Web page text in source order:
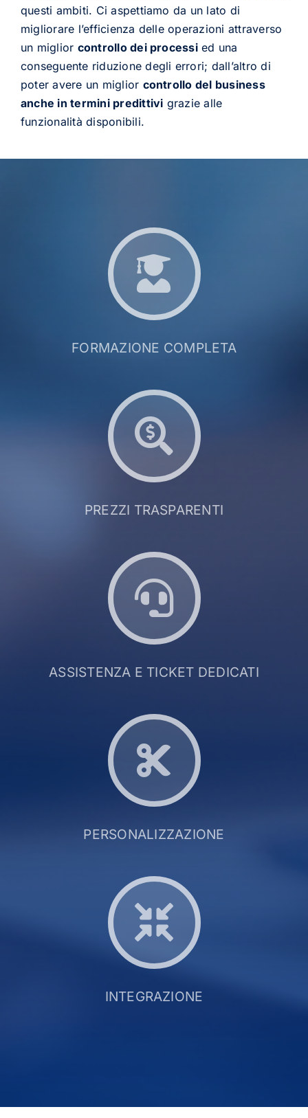
questi ambiti. Ci aspettiamo da un lato di
migliorare l’efficienza delle operazioni attraverso
un miglior controllo dei processied una
conseguente riduzione degli errori; dall’altro di
poter avere un miglior controllo del business
anche in termini predittivi grazie alle
funzionalità disponibili.
FORMAZIONE COMPLETA
PREZZI TRASPARENTI
ASSISTENZA E TICKET DEDICATI
PERSONALIZZAZIONE
INTEGRAZIONE